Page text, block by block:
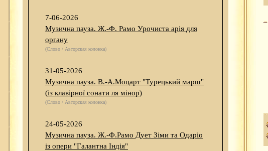
7-06-2026
Музична пауза. Ж.-Ф. Рамо Урочиста арія для
органу
(Слово / Авторская колонка)
31-05-2026
Музична пауза. В.-А.Моцарт "Турецький марш"
(із клавірної сонати ля мінор)
(Слово / Авторская колонка)
24-05-2026
Музична пауза. Ж.-Ф.Рамо Дует Зіми та Одаріо
із опери "Галантна Індія"